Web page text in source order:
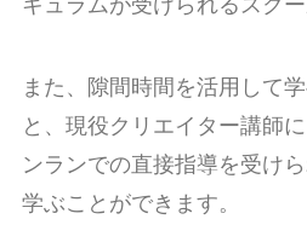
また、隙間時間を活用して
と、現役クリエイター講師
ンランでの直接指導を受け
学ぶことができます。